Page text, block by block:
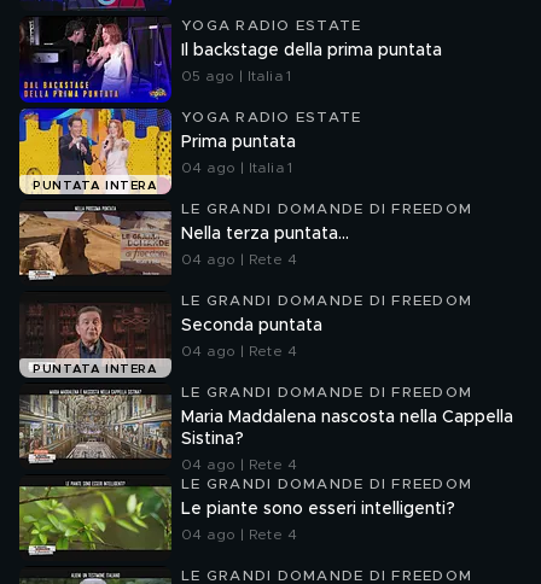
YOGA RADIO ESTATE
Il backstage della prima puntata
05 ago | Italia 1
PUNTATA INTERA
YOGA RADIO ESTATE
Prima puntata
04 ago | Italia 1
LE GRANDI DOMANDE DI FREEDOM
Nella terza puntata...
04 ago | Rete 4
PUNTATA INTERA
LE GRANDI DOMANDE DI FREEDOM
Seconda puntata
04 ago | Rete 4
LE GRANDI DOMANDE DI FREEDOM
Maria Maddalena nascosta nella Cappella
Sistina?
04 ago | Rete 4
LE GRANDI DOMANDE DI FREEDOM
Le piante sono esseri intelligenti?
04 ago | Rete 4
LE GRANDI DOMANDE DI FREEDOM